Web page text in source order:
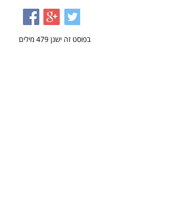
בפוסט זה ישנן 479מילים